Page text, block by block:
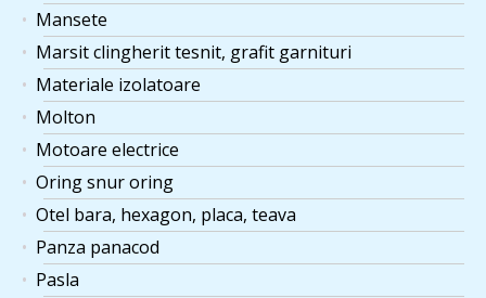
Mansete
Marsit clingherit tesnit, grafit garnituri
Materiale izolatoare
Molton
Motoare electrice
Oring snur oring
Otel bara, hexagon, placa, teava
Panza panacod
Pasla